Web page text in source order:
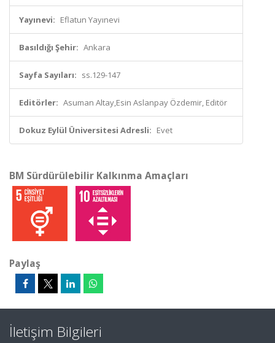
Yayınevi: Eflatun Yayınevi
Basıldığı Şehir: Ankara
Sayfa Sayıları: ss.129-147
Editörler: Asuman Altay,Esin Aslanpay Özdemir, Editör
Dokuz Eylül Üniversitesi Adresli: Evet
BM Sürdürülebilir Kalkınma Amaçları
Paylaş
İletişim Bilgileri